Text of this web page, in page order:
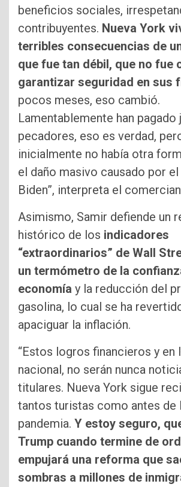
beneficios sociales,
contribuyentes. Nueva York
terribles consecuencias de
que fue tan débil, que no fue
garantizar seguridad en sus
pocos meses, eso cambió.
Lamentablemente han
pecadores, eso es verdad,
inicialmente no había otra
el daño masivo causado por
Biden”, interpreta el
Asimismo, Samir defiende un
histórico de los indicadores
“extraordinarios” de Wall
un termómetro de la
economía y la reducción del
gasolina, lo cual se ha
apaciguar la inflación.
“Estos logros financieros y en
nacional, no serán nunca
titulares. Nueva York sigue
tantos turistas como antes de
pandemia. Y estoy seguro,
Trump cuando termine de
empujará una reforma que
sombras a millones de